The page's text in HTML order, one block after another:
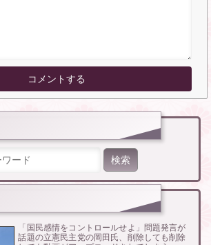
「国民感情をコントロールせよ」問題発言が
話題の立憲民主党の岡田氏、削除しても削除